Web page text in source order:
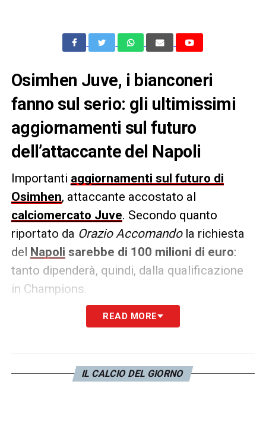
Osimhen Juve, i bianconeri
fanno sul serio: gli ultimissimi
aggiornamenti sul futuro
dell’attaccante del Napoli
Importanti aggiornamenti sul futuro di
Osimhen, attaccante accostato al
calciomercato Juve. Secondo quanto
riportato da Orazio Accomandola richiesta
del Napoli sarebbe di 100 milioni di euro:
tanto dipenderà, quindi, dalla qualificazione
in Champions.
«La Juventus fa sul serio per
100M e gli azzurri al momento non sono
interessati ad abbassare di molto. Tanto
READ MORE
IL CALCIO DEL GIORNO